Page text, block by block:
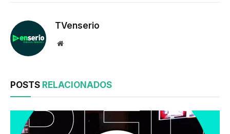
TVenserio
Website
POSTS RELACIONADOS